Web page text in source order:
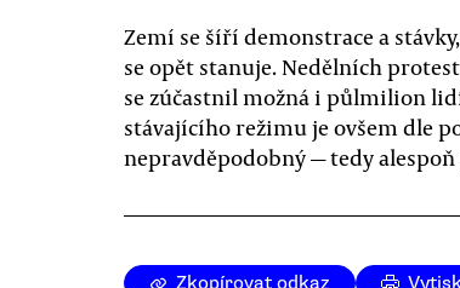
Zemí se šíří demonstrace a
se opět stanuje. Nedělních
se zúčastnil možná i půlmilion
stávajícího režimu je ovšem dle
nepravděpodobný — tedy
Zkopírovat odkaz